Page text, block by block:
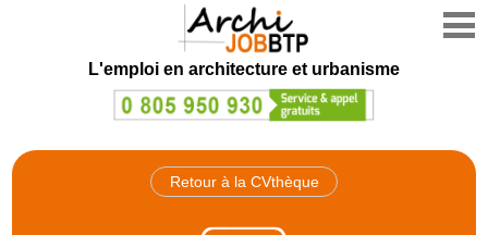
L'emploi en architecture et urbanisme
Retour à la CVthèque